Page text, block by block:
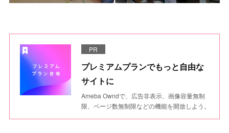
PR
プレミアムプランでもっと自由な
サイトに
Ameba Owndで、広告非表示、画像容量無制
限、ページ数無制限などの機能を開放しよう。